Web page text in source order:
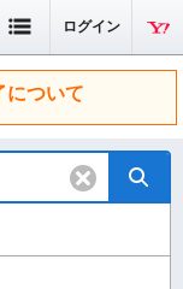
ログイン
について